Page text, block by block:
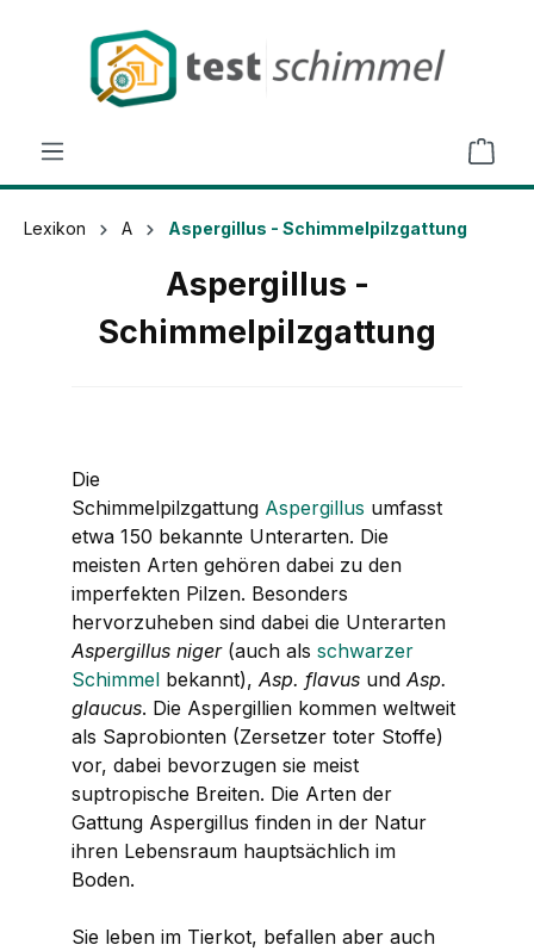
springen
Lexikon A Aspergillus - Schimmelpilzgattung
Aspergillus -
Schimmelpilzgattung
Die
Schimmelpilzgattung Aspergillus umfasst
etwa 150 bekannte Unterarten. Die
meisten Arten gehören dabei zu den
imperfekten Pilzen. Besonders
hervorzuheben sind dabei die Unterarten
Aspergillus niger(auch als schwarzer
Schimmel bekannt), Asp. flavus und Asp.
glaucus. Die Aspergillien kommen weltweit
als Saprobionten (Zersetzer toter Stoffe)
vor, dabei bevorzugen sie meist
suptropische Breiten. Die Arten der
Gattung Aspergillus finden in der Natur
ihren Lebensraum hauptsächlich im
Boden.
Sie leben im Tierkot, befallen aber auch